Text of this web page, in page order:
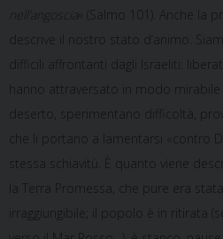
» (Salmo 101). Anche la
descrive il nostro stato d’animo.
difficili affrontanti dagli Israeliti:
hanno attraversato in modo mirabile
deserto, sperimentano difficoltà,
che li portano a lamentarsi «contro
stessa schiavitù. È quanto viene
la Terra Promessa, che pure era
irraggiungibile; il popolo è in ritirata